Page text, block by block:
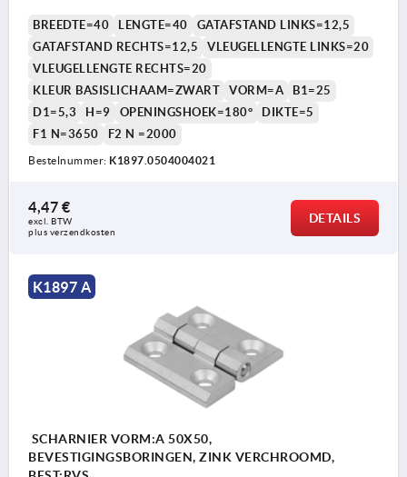
BREEDTE=40 LENGTE=40
GATAFSTAND LINKS=12,5
GATAFSTAND RECHTS=12,5
VLEUGELLENGTE LINKS=20
VLEUGELLENGTE RECHTS=20
KLEUR BASISLICHAAM=ZWART
VORM=A
B1=25
D1=5,3
H=9 OPENINGSHOEK=180°
DIKTE=5
F1 N=3650
F2 N =2000
Bestelnummer: K1897.0504004021
4,47 €
excl. BTW
plus verzendkosten
DETAILS
K1897 A
SCHARNIER VORM:A 50X50,
BEVESTIGINGSBORINGEN, ZINK VERCHROOMD,